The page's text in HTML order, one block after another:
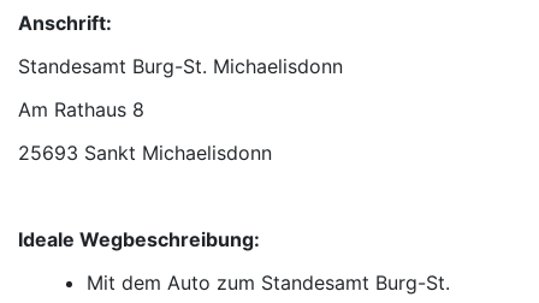
Anschrift:
Standesamt Burg-St. Michaelisdonn
25693 Sankt Michaelisdonn
Ideale Wegbeschreibung:
Mit dem Auto zum Standesamt Burg-St.